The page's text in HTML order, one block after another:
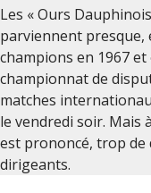
Les « Ours
parviennent presque,
champions en 1967 et
championnat de
matches
le vendredi soir. Mais
est prononcé, trop de
dirigeants.